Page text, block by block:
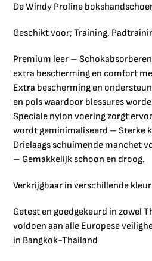
De Windy Proline
Geschikt voor; Training,
Premium leer –
extra bescherming en comfort
Extra bescherming en
en pols waardoor blessures
Speciale nylon voering zorgt
wordt geminimaliseerd – Sterke
Drielaags schuimende manchet
– Gemakkelijk schoon en droog.
Verkrijgbaar in verschillende
Getest en goedgekeurd in zowel
voldoen aan alle Europese
in Bangkok-Thailand